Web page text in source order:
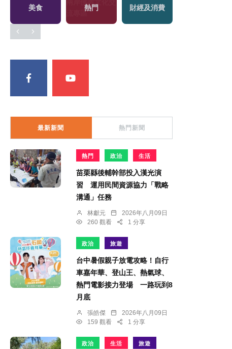
美食 熱門 財經及消費
最新新聞 熱門新聞
熱門 政治 生活
苗栗縣後輔幹部投入漢光演
習 運用民間資源協力「戰略
溝通」任務
林獻元
2026年八月09日
260 觀看
1 分享
政治 旅遊
台中暑假親子放電攻略！自行
車嘉年華、登山王、熱氣球、
熱門電影接力登場 一路玩到8
月底
張皓傑
2026年八月09日
159 觀看
1 分享
政治 生活 旅遊